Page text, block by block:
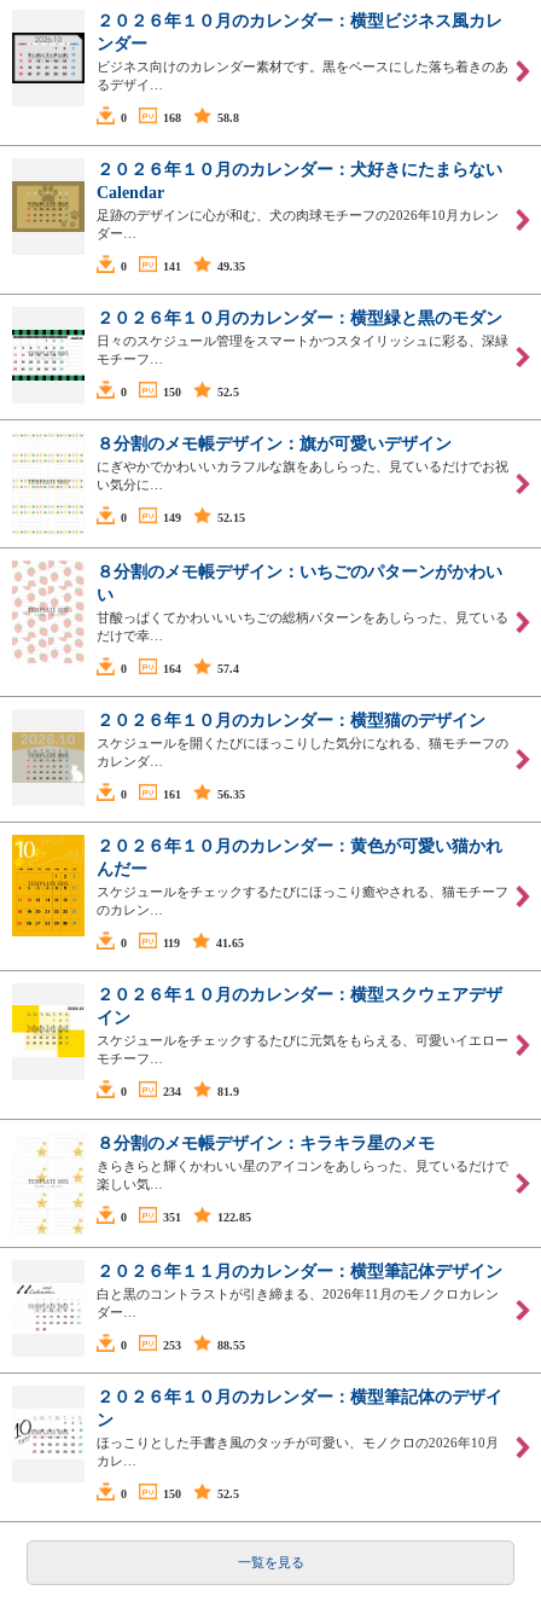
２０２６年１０月のカレンダー：横型ビジネス風カレ
ンダー
ビジネス向けのカレンダー素材です。黒をベースにした落ち着きのあ
るデザイ…
0 168 58.8
２０２６年１０月のカレンダー：犬好きにたまらない
Calendar
足跡のデザインに心が和む、犬の肉球モチーフの2026年10月カレン
ダー…
0 141 49.35
２０２６年１０月のカレンダー：横型緑と黒のモダン
日々のスケジュール管理をスマートかつスタイリッシュに彩る、深緑
モチーフ…
0 150 52.5
８分割のメモ帳デザイン：旗が可愛いデザイン
にぎやかでかわいいカラフルな旗をあしらった、見ているだけでお祝
い気分に…
0 149 52.15
８分割のメモ帳デザイン：いちごのパターンがかわい
い
甘酸っぱくてかわいいいちごの総柄パターンをあしらった、見ている
だけで幸…
0 164 57.4
２０２６年１０月のカレンダー：横型猫のデザイン
スケジュールを開くたびにほっこりした気分になれる、猫モチーフの
カレンダ…
0 161 56.35
２０２６年１０月のカレンダー：黄色が可愛い猫かれ
んだー
スケジュールをチェックするたびにほっこり癒やされる、猫モチーフ
のカレン…
0 119 41.65
２０２６年１０月のカレンダー：横型スクウェアデザ
イン
スケジュールをチェックするたびに元気をもらえる、可愛いイエロー
モチーフ…
0 234 81.9
８分割のメモ帳デザイン：キラキラ星のメモ
きらきらと輝くかわいい星のアイコンをあしらった、見ているだけで
楽しい気…
0 351 122.85
２０２６年１１月のカレンダー：横型筆記体デザイン
白と黒のコントラストが引き締まる、2026年11月のモノクロカレン
ダー…
0 253 88.55
２０２６年１０月のカレンダー：横型筆記体のデザイ
ン
ほっこりとした手書き風のタッチが可愛い、モノクロの2026年10月
カレ…
0 150 52.5
一覧を見る